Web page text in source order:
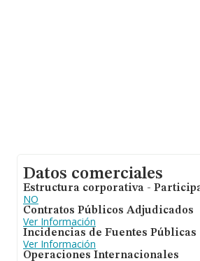
Datos comerciales
Estructura corporativa -
NO
Contratos Públicos Adjudicados
Ver Información
Incidencias de Fuentes Públicas
Ver Información
Operaciones Internacionales